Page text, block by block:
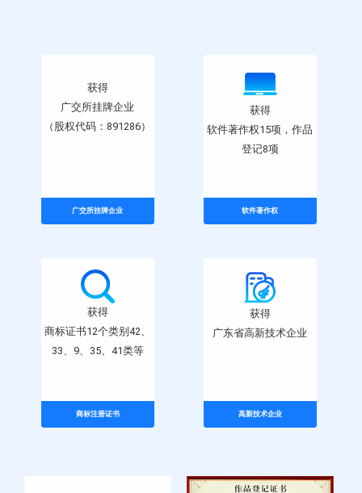
获得
广交所挂牌企业
（股权代码：891286）
广交所挂牌企业
获得
软件著作权15项，作品
登记8项
软件著作权
获得
商标证书12个类别42、
33、9、35、41类等
商标注册证书
获得
广东省高新技术企业
高新技术企业